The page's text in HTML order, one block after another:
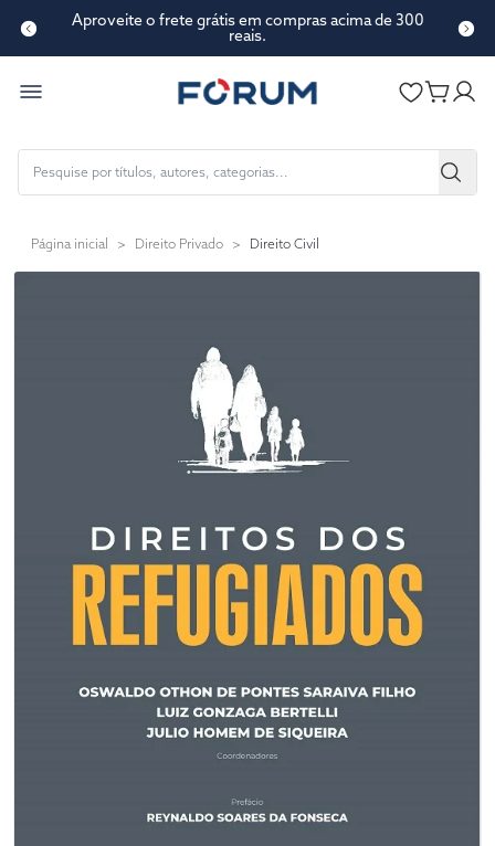
Aproveite o frete grátis em compras acima de 300
reais.
Página inicial > Direito Privado > Direito Civil